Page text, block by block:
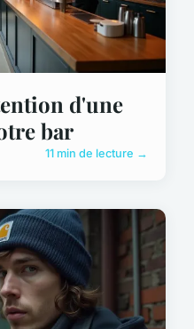
d'une
bar
11 min de lecture →